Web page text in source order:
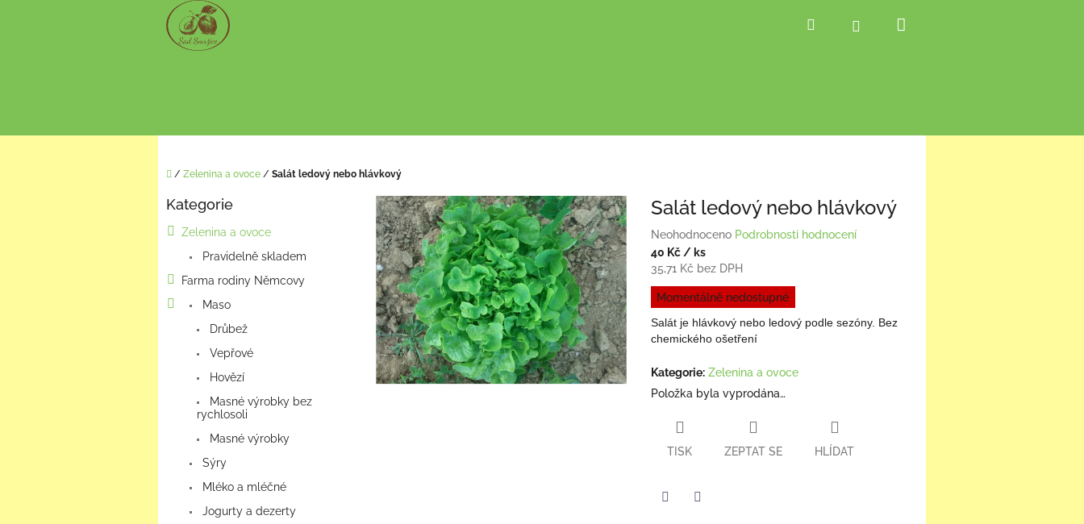
Hledat Přihlášení
Domů
/ Zelenina a ovoce / Salát ledový nebo hlávkový
Přeskočit
Kategorie
Zelenina a ovoce
Pravidelně skladem
Farma rodiny Němcovy
Maso
Drůbež
Vepřové
Hovězí
Masné výrobky bez
rychlosoli
Masné výrobky
Sýry
Mléko a mléčné
Jogurty a dezerty
Salát ledový nebo hlávkový
Průměrné
hodnocení
produktu
0,0
5
hvězdiček.
Neohodnoceno Podrobnosti hodnocení
40 Kč / ks
35,71 Kč bez DPH
Měrná
cena:
Momentálně nedostupné
Salát je hlávkový nebo ledový podle sezóny. Bez
chemického ošetření
Kategorie: Zelenina a ovoce
Položka byla vyprodána…
TISK ZEPTAT SE HLÍDAT